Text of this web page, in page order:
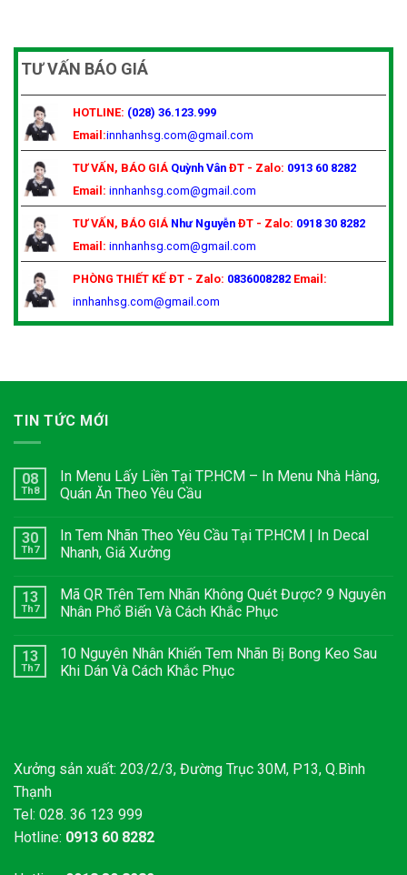
TƯ VẤN BÁO GIÁ
HOTLINE: (028) 36.123.999
Email:innhanhsg.com@gmail.com
TƯ VẤN, BÁO GIÁ Quỳnh Vân ĐT - Zalo: 0913 60 8282
Email: innhanhsg.com@gmail.com
TƯ VẤN, BÁO GIÁ Như Nguyễn ĐT - Zalo: 0918 30 8282
Email: innhanhsg.com@gmail.com
PHÒNG THIẾT KẾ ĐT - Zalo: 0836008282 Email:
innhanhsg.com@gmail.com
TIN TỨC MỚI
08
Th8
In Menu Lấy Liền Tại TP.HCM – In Menu Nhà Hàng,
Quán Ăn Theo Yêu Cầu
30
Th7
In Tem Nhãn Theo Yêu Cầu Tại TP.HCM | In Decal
Nhanh, Giá Xưởng
13
Th7
Mã QR Trên Tem Nhãn Không Quét Được? 9 Nguyên
Nhân Phổ Biến Và Cách Khắc Phục
13
Th7
10 Nguyên Nhân Khiến Tem Nhãn Bị Bong Keo Sau
Khi Dán Và Cách Khắc Phục
Xưởng sản xuất: 203/2/3, Đường Trục 30M, P13, Q.Bình
Thạnh
Tel: 028. 36 123 999
Hotline: 0913 60 8282